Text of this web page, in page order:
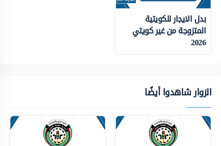
بدل الايجار للكويتية
المتزوجة من غير كويتي
2026
الزوار شاهدوا أيضًا